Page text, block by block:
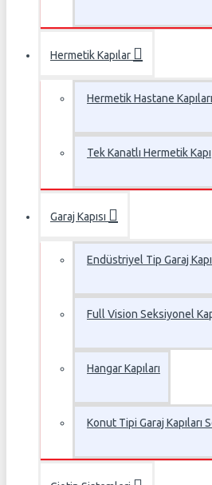
Hermetik Kapılar
Hermetik Hastane Kapıları
Tek Kanatlı Hermetik Kapı
Garaj Kapısı
Endüstriyel Tip Garaj
Full Vision Seksiyonel
Hangar Kapıları
Konut Tipi Garaj Kapıları